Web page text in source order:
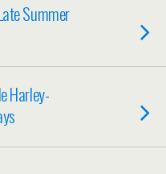
Summer
Harley-